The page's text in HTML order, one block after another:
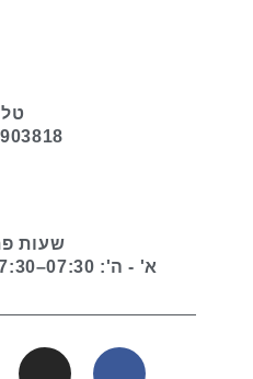
שעות
א' - ה': 07:30–17:30 ו': 07:30-13:30